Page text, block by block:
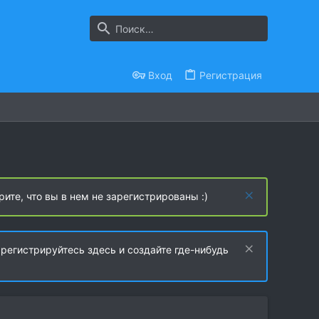
Вход Регистрация
что вы в нем не зарегистрированы :)
здесь и создайте где-нибудь